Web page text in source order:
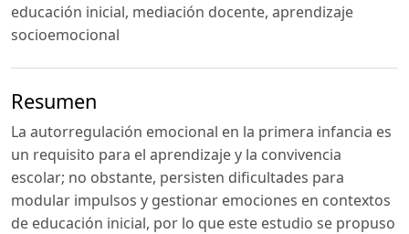
educación inicial, mediación docente, aprendizaje
socioemocional
Resumen
La autorregulación emocional en la primera infancia es
un requisito para el aprendizaje y la convivencia
escolar; no obstante, persisten dificultades para
modular impulsos y gestionar emociones en contextos
de educación inicial, por lo que este estudio se propuso